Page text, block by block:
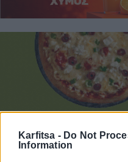
Karfitsa - Do Not
Information